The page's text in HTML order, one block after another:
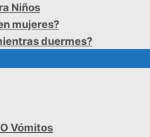
Niños
mujeres?
duermes?
Vómitos